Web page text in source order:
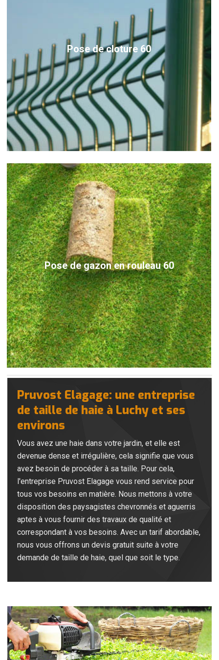
Pose de cloture 60
Pose de gazon en rouleau 60
Pruvost Elagage: une entreprise
de taille de haie à Luchy et ses
environs
Vous avez une haie dans votre jardin, et elle est
devenue dense et irrégulière, cela signifie que vous
avez besoin de procéder à sa taille. Pour cela,
l'entreprise Pruvost Elagage vous rend service pour
tous vos besoins en matière. Nous mettons à votre
disposition des paysagistes chevronnés et aguerris
aptes à vous fournir des travaux de qualité et
correspondant à vos besoins. Avec un tarif abordable,
nous vous offrons un devis gratuit suite à votre
demande de taille de haie, quel que soit le type.